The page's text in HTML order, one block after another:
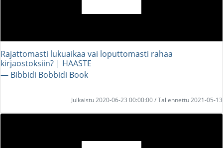
Rajattomasti lukuaikaa vai loputtomasti rahaa
kirjaostoksiin? | HAASTE
― Bibbidi Bobbidi Book
Julkaistu 2020-06-23 00:00:00 / Tallennettu 2021-05-13